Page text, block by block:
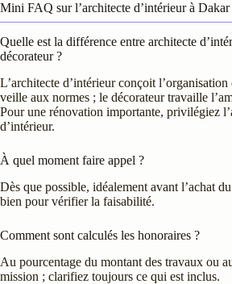
Mini FAQ sur l’architecte d’intérieur à Dakar
Quelle est la différence entre architecte
décorateur ?
L’architecte d’intérieur conçoit l’organisation
veille aux normes ; le décorateur travaille
Pour une rénovation importante, privilégiez
d’intérieur.
À quel moment faire appel ?
Dès que possible, idéalement avant l’achat
bien pour vérifier la faisabilité.
Comment sont calculés les honoraires ?
Au pourcentage du montant des travaux ou
mission ; clarifiez toujours ce qui est inclus.